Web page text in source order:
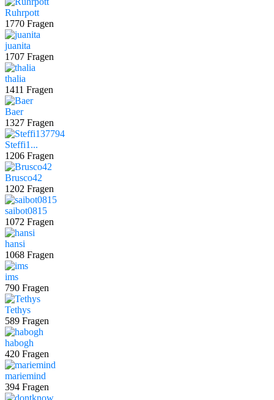
Ruhrpott
1770 Fragen
juanita
1707 Fragen
thalia
1411 Fragen
Baer
1327 Fragen
Steffi1...
1206 Fragen
Brusco42
1202 Fragen
saibot0815
1072 Fragen
hansi
1068 Fragen
ims
790 Fragen
Tethys
589 Fragen
habogh
420 Fragen
mariemind
394 Fragen